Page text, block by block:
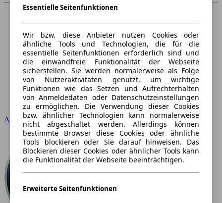
Audi
Essentielle Seitenfunktionen
Wir bzw. diese Anbieter nutzen Cookies oder
ähnliche Tools und Technologien, die für die
essentielle Seitenfunktionen erforderlich sind und
die einwandfreie Funktionalität der Webseite
sicherstellen. Sie werden normalerweise als Folge
von Nutzeraktivitäten genutzt, um wichtige
Funktionen wie das Setzen und Aufrechterhalten
von Anmeldedaten oder Datenschutzeinstellungen
zu ermöglichen. Die Verwendung dieser Cookies
bzw. ähnlicher Technologien kann normalerweise
nicht abgeschaltet werden. Allerdings können
bestimmte Browser diese Cookies oder ähnliche
Tools blockieren oder Sie darauf hinweisen. Das
Blockieren dieser Cookies oder ähnlicher Tools kann
die Funktionalität der Webseite beeinträchtigen.
Erweiterte Seitenfunktionen